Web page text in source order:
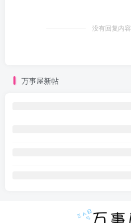
没有回复内容
万事屋新帖